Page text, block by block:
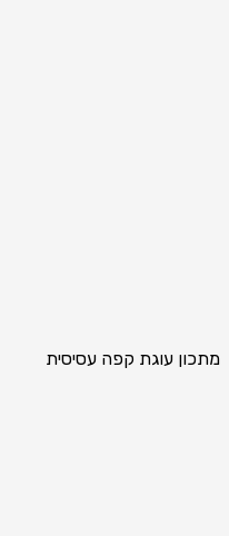
מתכון עוגת קפה עסיסית